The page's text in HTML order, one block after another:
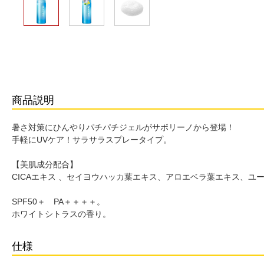
商品説明
暑さ対策にひんやりパチパチジェルがサボリーノから登場！
手軽にUVケア！サラサラスプレータイプ。
【美肌成分配合】
CICAエキス 、セイヨウハッカ葉エキス、アロエベラ葉エキス、ユ
SPF50＋ PA＋＋＋＋。
ホワイトシトラスの香り。
仕様